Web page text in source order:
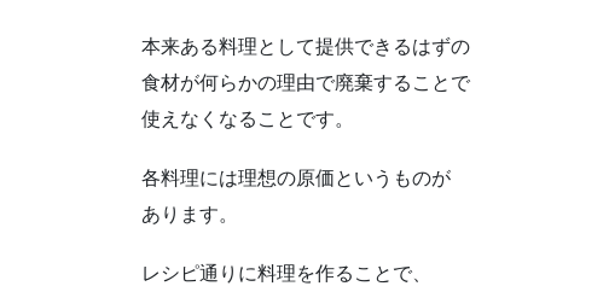
本来ある料理として提供できるはずの
食材が何らかの理由で廃棄することで
使えなくなることです。
各料理には理想の原価というものが
あります。
レシピ通りに料理を作ることで、